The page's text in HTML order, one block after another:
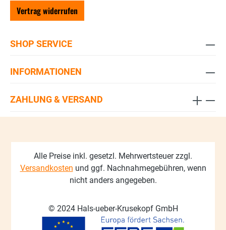
Vertrag widerrufen
SHOP SERVICE
INFORMATIONEN
ZAHLUNG & VERSAND
Alle Preise inkl. gesetzl. Mehrwertsteuer zzgl.
Versandkosten und ggf. Nachnahmegebühren, wenn
nicht anders angegeben.
© 2024 Hals-ueber-Krusekopf GmbH